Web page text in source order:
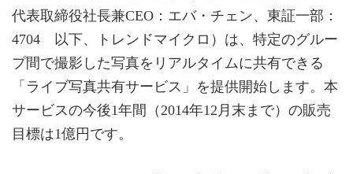
代表取締役社長兼CEO：エバ・チェン、東証一部：
4704 以下、トレンドマイクロ）は、特定のグルー
プ間で撮影した写真をリアルタイムに共有できる
「ライブ写真共有サービス」を提供開始します。本
サービスの今後1年間（2014年12月末まで）の販売
目標は1億円です。